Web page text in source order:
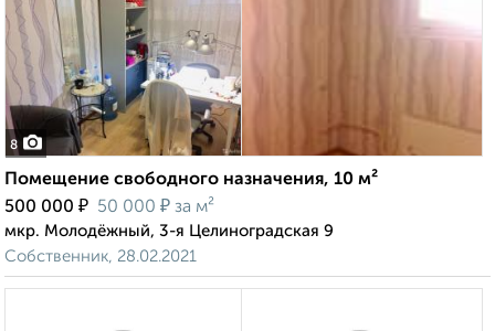
8
Помещение свободного назначения, 10 м²
500 000 ₽ 50 000 ₽ за м²
мкр. Молодёжный, 3-я Целиноградская 9
Собственник, 28.02.2021